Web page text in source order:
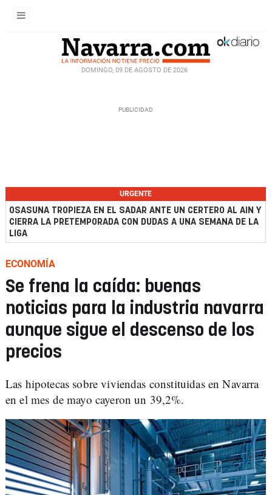
DOMINGO, 09 DE AGOSTO DE 2026
URGENTE
OSASUNA TROPIEZA EN EL SADAR ANTE UN CERTERO AL AIN Y
CIERRA LA PRETEMPORADA CON DUDAS A UNA SEMANA DE LA
LIGA
ECONOMÍA
Se frena la caída: buenas
noticias para la industria navarra
aunque sigue el descenso de los
precios
Las hipotecas sobre viviendas constituidas en Navarra
en el mes de mayo cayeron un 39,2%.